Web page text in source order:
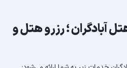
آبادگران ؛ رزرو هتل و